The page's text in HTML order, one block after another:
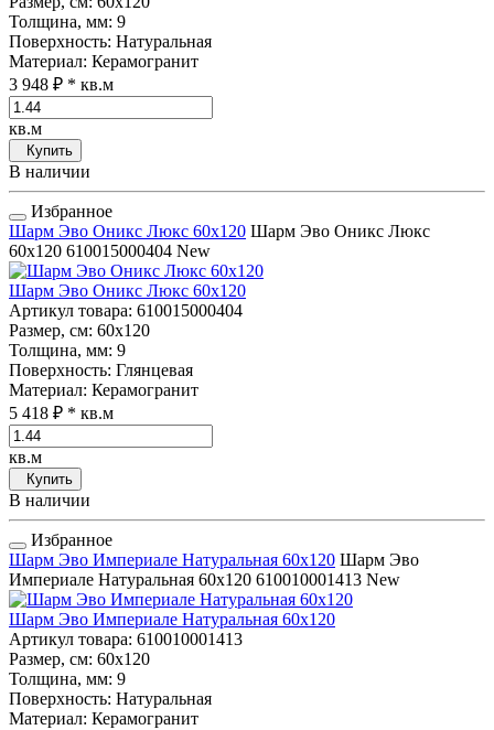
Толщина, мм: 9
Поверхность: Натуральная
Материал: Керамогранит
3 948 ₽ * кв.м
кв.м
Купить
В наличии
Избранное
Шарм Эво Оникс Люкс 60x120 Шарм Эво Оникс Люкс
60x120 610015000404 New
Шарм Эво Оникс Люкс 60x120
Артикул товара: 610015000404
Размер, см: 60x120
Толщина, мм: 9
Поверхность: Глянцевая
Материал: Керамогранит
5 418 ₽ * кв.м
кв.м
Купить
В наличии
Избранное
Шарм Эво Империале Натуральная 60x120 Шарм Эво
Империале Натуральная 60x120 610010001413 New
Шарм Эво Империале Натуральная 60x120
Артикул товара: 610010001413
Размер, см: 60x120
Толщина, мм: 9
Поверхность: Натуральная
Материал: Керамогранит